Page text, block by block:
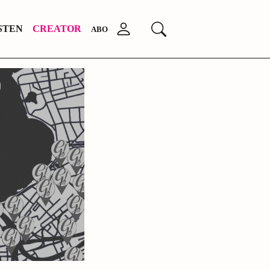
CREATOR ABO AnmeldenSuchen